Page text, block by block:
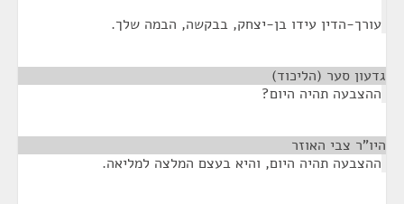
עורך-הדין עידו בן-יצחק, בבקשה, הבמה שלך.
גדעון סער (הליכוד)
ההצבעה תהיה היום?
היו"ר צבי האוזר
ההצבעה תהיה היום, והיא בעצם המלצה למליאה.